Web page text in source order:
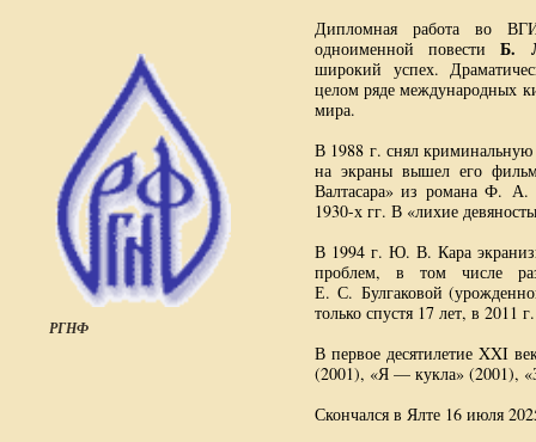
РГНФ
Дипломная работа во
одноименной повести Б.
широкий успех.
целом ряде международных
мира.
В 1988 г. снял
на экраны вышел его
Валтасара» из романа Ф. А.
1930-х гг. В «лихие
В 1994 г. Ю. В. Кара
проблем, в том числе
Е. С. Булгаковой
только спустя 17 лет, в 2011 г.
В первое десятилетие XXI
(2001), «Я — кукла» (2001),
Скончался в Ялте 16 июля